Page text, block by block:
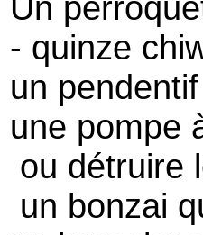
- quinze
un
une pompe
ou détruire
un bonzai